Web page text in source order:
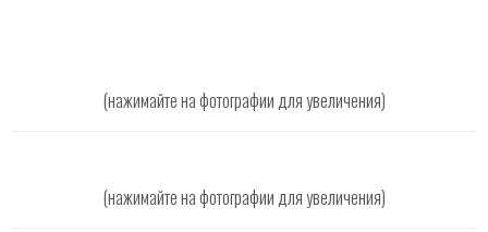
(нажимайте на фотографии для увеличения)
(нажимайте на фотографии для увеличения)